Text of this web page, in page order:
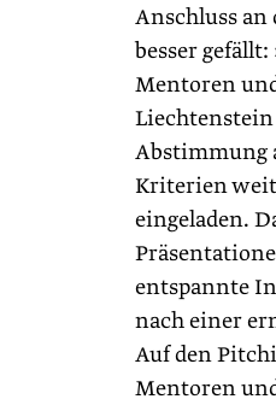
Anschluss
besser
Mentoren
Liechtenstein
Abstimmung
Kriterien
eingeladen.
entspannte
nach einer
Auf den
Mentoren